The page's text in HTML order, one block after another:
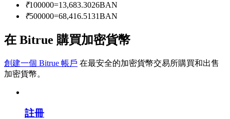
包含交易情況等的大數據分析
合約指南
₹100000=13,683.3026BAN
₹500000=68,416.5131BAN
在 Bitrue 購買加密貨幣
創建一個 Bitrue 帳戶 在最安全的加密貨幣交易所購買和出售
加密貨幣。
註冊